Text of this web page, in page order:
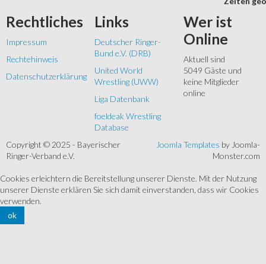
Rechtliches
Impressum
Rechtehinweis
Datenschutzerklärung
Links
Deutscher Ringer-
Bund e.V. (DRB)
United World
Wrestling (UWW)
Liga Datenbank
foeldeak Wrestling
Database
Wer ist
Online
Aktuell sind
5049 Gäste und
keine Mitglieder
online
Copyright © 2025 - Bayerischer
Ringer-Verband e.V.
Joomla Templates by Joomla-
Monster.com
Cookies erleichtern die Bereitstellung unserer Dienste. Mit der Nutzung
unserer Dienste erklären Sie sich damit einverstanden, dass wir Cookies
verwenden.
ok